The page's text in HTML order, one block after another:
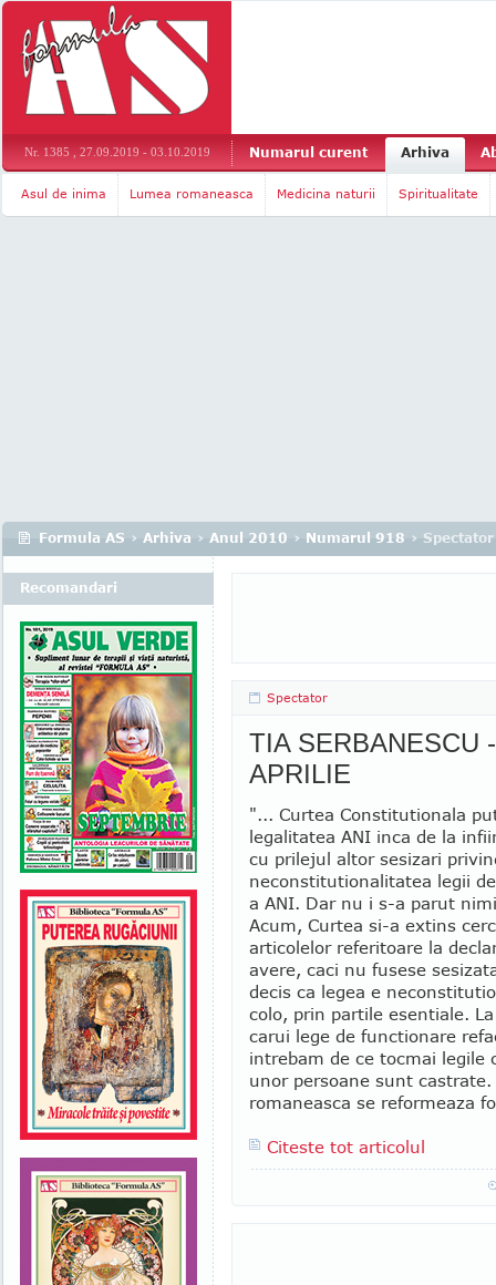
Nr. 1385 , 27.09.2019 - 03.10.2019 Numarul curent Arhiva
Asul de inima Lumea romaneasca Medicina naturii Spiritualitate
Formula AS › Arhiva › Anul 2010 › Numarul 918 › Spectator
Spectator
TIA SERBANESCU
APRILIE
"... Curtea Constitutionala
legalitatea ANI inca de la
cu prilejul altor sesizari
neconstitutionalitatea legii
a ANI. Dar nu i s-a parut
Acum, Curtea si-a extins
articolelor referitoare la
avere, caci nu fusese
decis ca legea e
colo, prin partile esentiale.
carui lege de functionare
intrebam de ce tocmai legile
unor persoane sunt
romaneasca se reformeaza
Citeste tot articolul
Recomandari